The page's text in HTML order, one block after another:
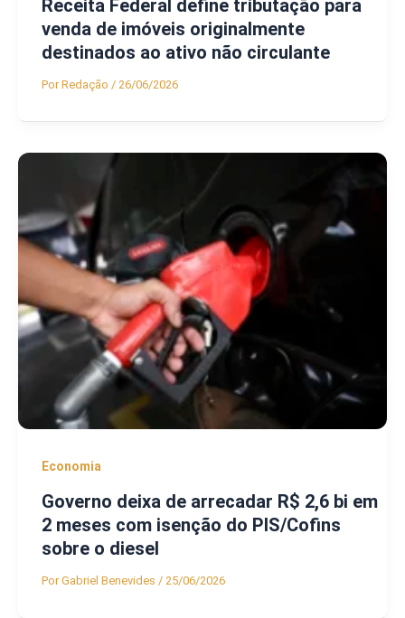
Receita Federal define tributação para
venda de imóveis originalmente
destinados ao ativo não circulante
PorRedação / 26/06/2026
Economia
Governo deixa de arrecadar R$ 2,6 bi em
2 meses com isenção do PIS/Cofins
sobre o diesel
PorGabriel Benevides / 25/06/2026